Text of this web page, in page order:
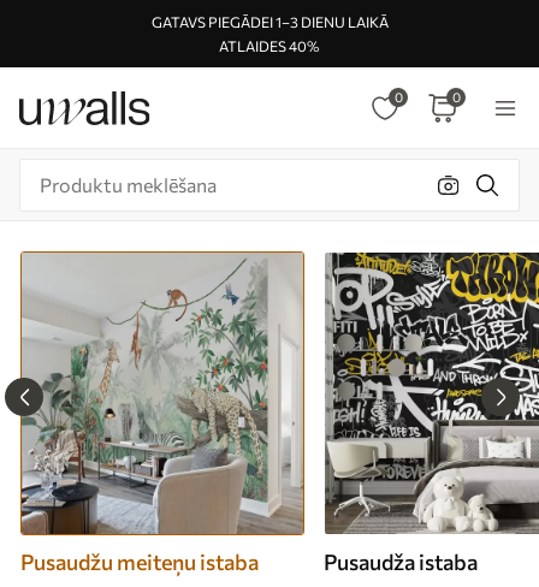
GATAVS PIEGĀDEI 1–3 DIENU LAIKĀ
ATLAIDES 40%
0 0
Pusaudžu meiteņu istaba Pusaudža istaba